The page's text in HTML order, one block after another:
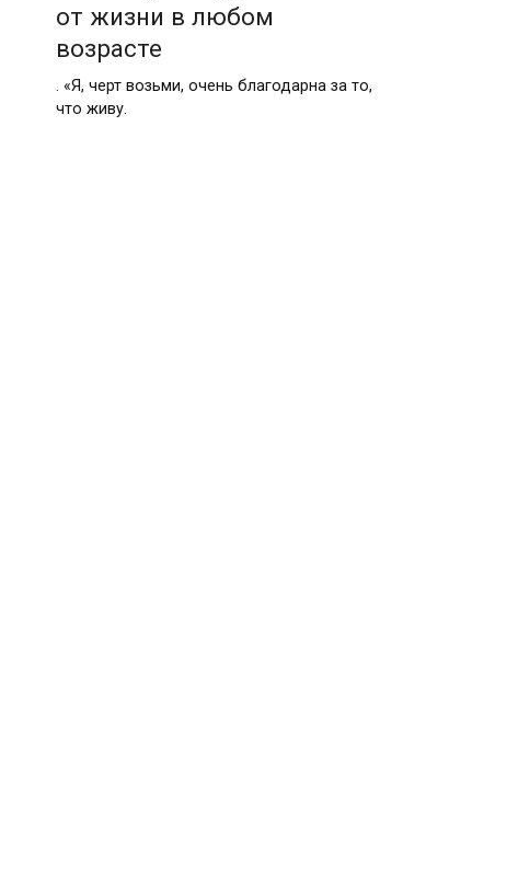
от жизни в любом
возрасте
. «Я, черт возьми, очень благодарна за то,
что живу.